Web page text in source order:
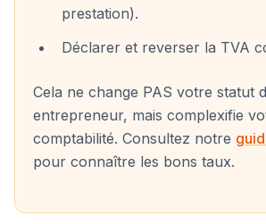
prestation).
Déclarer et reverser la TVA
Cela ne change PAS votre statut
entrepreneur, mais complexifie
comptabilité. Consultez notre
pour connaître les bons taux.